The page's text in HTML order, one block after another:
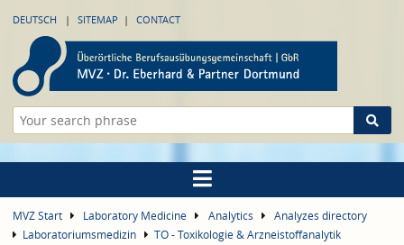
DEUTSCH SITEMAP CONTACT
MVZ Start Laboratory Medicine Analytics
Analyzes directory
Laboratoriumsmedizin
TO - Toxikologie & Arzneistoffanalytik